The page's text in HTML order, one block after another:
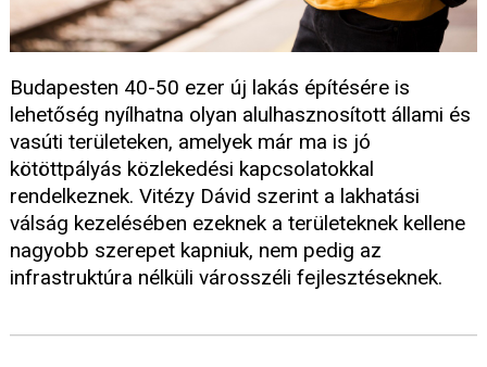
Budapesten 40-50 ezer új lakás építésére is
lehetőség nyílhatna olyan alulhasznosított állami és
vasúti területeken, amelyek már ma is jó
kötöttpályás közlekedési kapcsolatokkal
rendelkeznek. Vitézy Dávid szerint a lakhatási
válság kezelésében ezeknek a területeknek kellene
nagyobb szerepet kapniuk, nem pedig az
infrastruktúra nélküli városszéli fejlesztéseknek.